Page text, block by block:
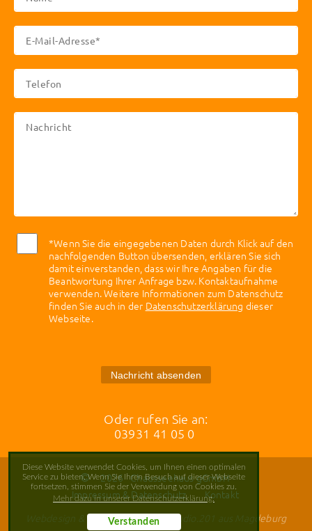
Diese Website verwendet Cookies, um Ihnen einen optimalen
Service zu bieten. Wenn Sie Ihren Besuch auf dieser Webseite
fortsetzen, stimmen Sie der Verwendung von Cookies zu.
Mehr dazu in unserer Datenschutzerklärung.
Verstanden
*Wenn Sie die eingegebenen Daten durch Klick auf den
nachfolgenden Button übersenden, erklären Sie sich
damit einverstanden, dass wir Ihre Angaben für die
Beantwortung Ihrer Anfrage bzw. Kontaktaufnahme
verwenden. Weitere Informationen zum Datenschutz
finden Sie auch in der Datenschutzerklärung dieser
Webseite.
Nachricht absenden
Oder rufen Sie an:
03931 41 05 0
2026 Chausseehaus gGmbH
Impressum & Datenschutz
Kontakt
Webdesign & Webentwicklung - studio.201 aus Magdeburg